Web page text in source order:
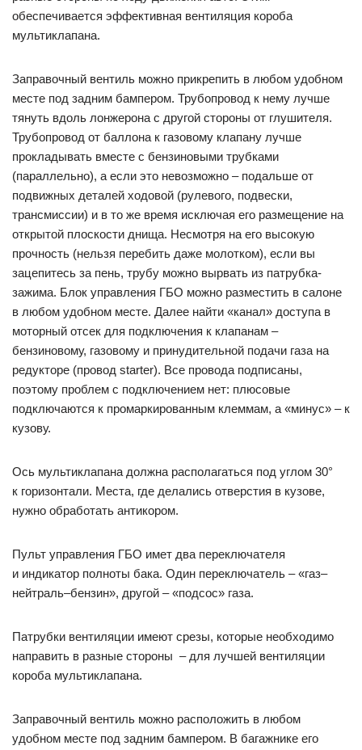
обеспечивается эффективная вентиляция короба
мультиклапана.
Заправочный вентиль можно прикрепить в любом удобном
месте под задним бампером. Трубопровод к нему лучше
тянуть вдоль лонжерона с другой стороны от глушителя.
Трубопровод от баллона к газовому клапану лучше
прокладывать вместе с бензиновыми трубками
(параллельно), а если это невозможно – подальше от
подвижных деталей ходовой (рулевого, подвески,
трансмиссии) и в то же время исключая его размещение на
открытой плоскости днища. Несмотря на его высокую
прочность (нельзя перебить даже молотком), если вы
зацепитесь за пень, трубу можно вырвать из патрубка-
зажима. Блок управления ГБО можно разместить в салоне
в любом удобном месте. Далее найти «канал» доступа в
моторный отсек для подключения к клапанам –
бензиновому, газовому и принудительной подачи газа на
редукторе (провод starter). Все провода подписаны,
поэтому проблем с подключением нет: плюсовые
подключаются к промаркированным клеммам, а «минус» – к
кузову.
Ось мультиклапана должна располагаться под углом 30°
к горизонтали. Места, где делались отверстия в кузове,
нужно обработать антикором.
Пульт управления ГБО имет два переключателя
и индикатор полноты бака. Один переключатель – «газ–
нейтраль–бензин», другой – «подсос» газа.
Патрубки вентиляции имеют срезы, которые необходимо
направить в разные стороны – для лучшей вентиляции
короба мультиклапана.
Заправочный вентиль можно расположить в любом
удобном месте под задним бампером. В багажнике его